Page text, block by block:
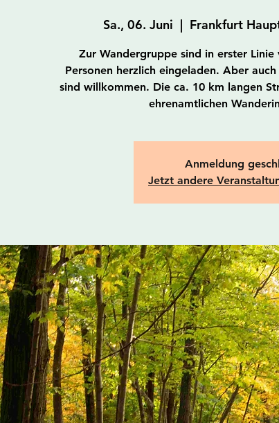
Sa., 06. Juni
  |
Frankfurt
Zur Wandergruppe sind in erster
Personen herzlich eingeladen. Aber
sind willkommen. Die ca. 10 km langen
ehrenamtlichen
Anmeldung
Jetzt andere